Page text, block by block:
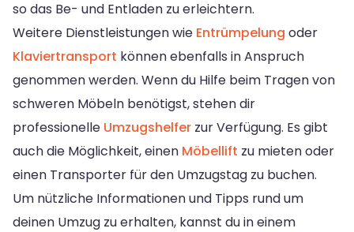
so das Be- und Entladen zu erleichtern.
Weitere Dienstleistungen wie Entrümpelung oder
Klaviertransport können ebenfalls in Anspruch
genommen werden. Wenn du Hilfe beim Tragen von
schweren Möbeln benötigst, stehen dir
professionelle Umzugshelfer zur Verfügung. Es gibt
auch die Möglichkeit, einen Möbellift zu mieten oder
einen Transporter für den Umzugstag zu buchen.
Um nützliche Informationen und Tipps rund um
deinen Umzug zu erhalten, kannst du in einem